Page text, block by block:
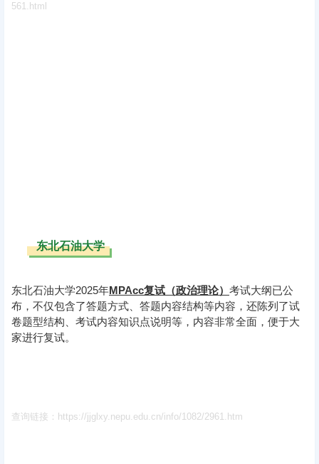
561.html
东北石油大学
东北石油大学2025年MPAcc复试（政治理论） 考试大纲已公
布，不仅包含了答题方式、答题内容结构等内容，还陈列了试
卷题型结构、考试内容知识点说明等，内容非常全面，便于大
家进行复试。
查询链接：https://jjglxy.nepu.edu.cn/info/1082/2961.htm